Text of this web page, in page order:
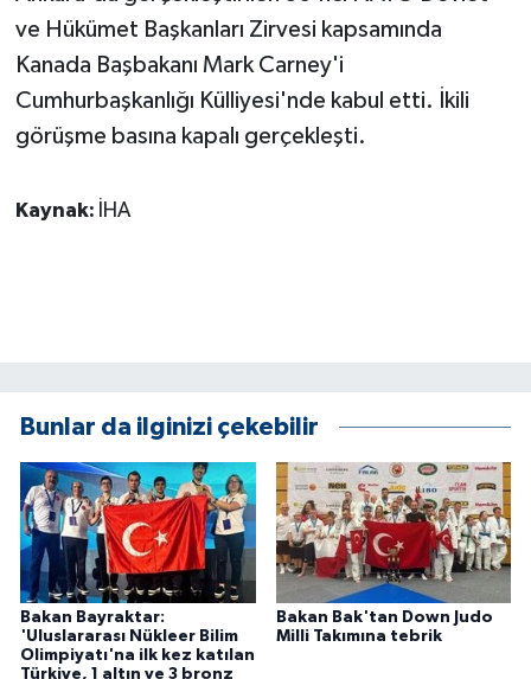
ve Hükümet Başkanları Zirvesi kapsamında
Kanada Başbakanı Mark Carney'i
Cumhurbaşkanlığı Külliyesi'nde kabul etti. İkili
görüşme basına kapalı gerçekleşti.
Kaynak: İHA
Bunlar da ilginizi çekebilir
Bakan Bayraktar:
'Uluslararası Nükleer Bilim
Olimpiyatı'na ilk kez katılan
Türkiye, 1 altın ve 3 bronz
Bakan Bak'tan Down Judo
Milli Takımına tebrik
Jandarma
Kadın
MAGAZİN
SİYASET
SPOR HABERLERİ
TEKNOLOJİ
Turizm